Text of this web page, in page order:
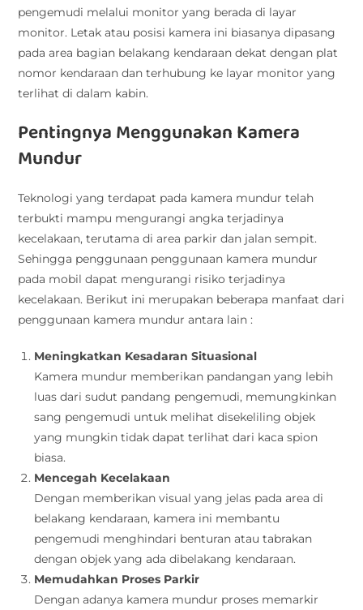
pengemudi melalui monitor yang berada di layar
monitor. Letak atau posisi kamera ini biasanya dipasang
pada area bagian belakang kendaraan dekat dengan plat
nomor kendaraan dan terhubung ke layar monitor yang
terlihat di dalam kabin.
Pentingnya Menggunakan Kamera
Mundur
Teknologi yang terdapat pada kamera mundur telah
terbukti mampu mengurangi angka terjadinya
kecelakaan, terutama di area parkir dan jalan sempit.
Sehingga penggunaan penggunaan kamera mundur
pada mobil dapat mengurangi risiko terjadinya
kecelakaan. Berikut ini merupakan beberapa manfaat dari
penggunaan kamera mundur antara lain :
Meningkatkan Kesadaran Situasional
Kamera mundur memberikan pandangan yang lebih
luas dari sudut pandang pengemudi, memungkinkan
sang pengemudi untuk melihat disekeliling objek
yang mungkin tidak dapat terlihat dari kaca spion
biasa.
Mencegah Kecelakaan
Dengan memberikan visual yang jelas pada area di
belakang kendaraan, kamera ini membantu
pengemudi menghindari benturan atau tabrakan
dengan objek yang ada dibelakang kendaraan.
Memudahkan Proses Parkir
Dengan adanya kamera mundur proses memarkir